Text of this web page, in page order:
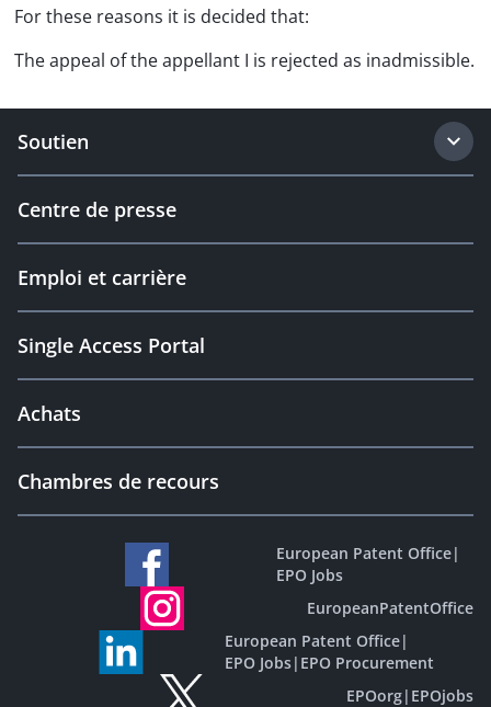
For these reasons it is decided that:
The appeal of the appellant I is rejected as inadmissible.
Soutien
Centre de presse
Emploi et carrière
Single Access Portal
Achats
Chambres de recours
European Patent Office|
EPO Jobs
EuropeanPatentOffice
European Patent Office|
EPO Jobs| EPO Procurement
EPOorg| EPOjobs